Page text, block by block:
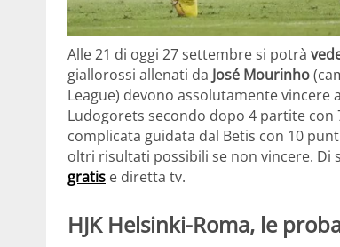
Alle 21 di oggi 27 settembre si potrà
giallorossi allenati da José Mourinho
League) devono assolutamente
Ludogorets secondo dopo 4 partite con
complicata guidata dal Betis con 10
oltri risultati possibili se non vincere. Di
gratis e diretta tv.
HJK Helsinki-Roma, le